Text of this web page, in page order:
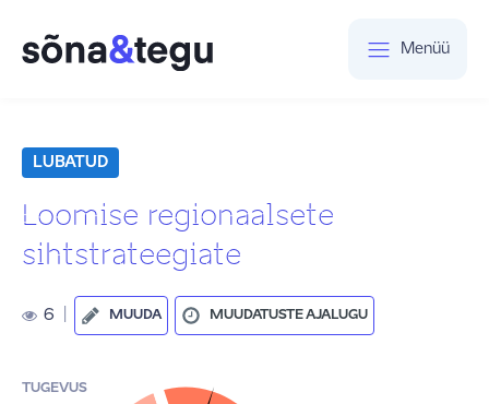
Menüü
LUBATUD
Loomise regionaalsete
sihtstrateegiate
6 MUUDA MUUDATUSTE AJALUGU
TUGEVUS